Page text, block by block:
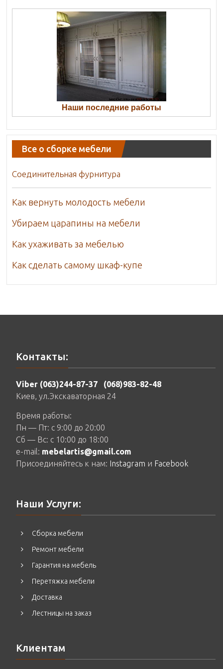
Наши последние работы
Все о сборке мебели
Соединительная фурнитура
Как вернуть молодость мебели
Убираем царапины на мебели
Как ухаживать за мебелью
Как сделать самому шкаф-купе
Контакты:
Viber (063)244-87-37
(068)983-82-48
Киев, ул.Экскаваторная 24
Время работы:
Пн — Пт: c 9:00 до 20:00
Сб — Вс: c 10:00 до 18:00
e-mail: mebelartis@gmail.com
Присоединяйтесь к нам: Instagram и Facebook
Наши Услуги:
Сборка мебели
Ремонт мебели
Гарантия на мебель
Перетяжка мебели
Доставка
Лестницы на заказ
Клиентам